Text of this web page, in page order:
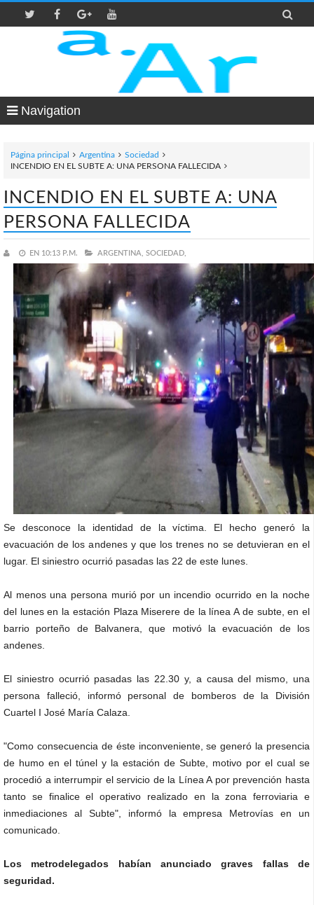

Navigation
Página principal Argentina
Sociedad
INCENDIO EN EL SUBTE A: UNA PERSONA FALLECIDA
INCENDIO EN EL SUBTE A: UNA
PERSONA FALLECIDA
EN 10:13 P.M. ARGENTINA, SOCIEDAD,
Se desconoce la identidad de la víctima. El hecho generó la
evacuación de los andenes y que los trenes no se detuvieran en el
lugar. El siniestro ocurrió pasadas las 22 de este lunes.
Al menos una persona murió por un incendio ocurrido en la noche
del lunes en la estación Plaza Miserere de la línea A de subte, en el
barrio porteño de Balvanera, que motivó la evacuación de los
andenes.
El siniestro ocurrió pasadas las 22.30 y, a causa del mismo, una
persona falleció, informó personal de bomberos de la División
Cuartel I José María Calaza.
"Como consecuencia de éste inconveniente, se generó la presencia
de humo en el túnel y la estación de Subte, motivo por el cual se
procedió a interrumpir el servicio de la Línea A por prevención hasta
tanto se finalice el operativo realizado en la zona ferroviaria e
inmediaciones al Subte", informó la empresa Metrovías en un
comunicado.
Los metrodelegados habían anunciado graves fallas de
seguridad.